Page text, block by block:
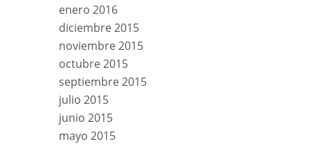
enero 2016
diciembre 2015
noviembre 2015
octubre 2015
septiembre 2015
julio 2015
junio 2015
mayo 2015